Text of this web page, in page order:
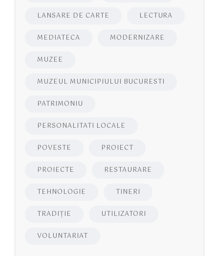
LANSARE DE CARTE LECTURA
MEDIATECA MODERNIZARE
MUZEE
MUZEUL MUNICIPIULUI BUCURESTI
PATRIMONIU
PERSONALITATI LOCALE
POVESTE PROIECT
PROIECTE RESTAURARE
TEHNOLOGIE TINERI
TRADIȚIE UTILIZATORI
VOLUNTARIAT